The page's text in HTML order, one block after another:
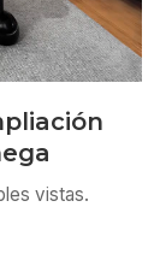
vistas.